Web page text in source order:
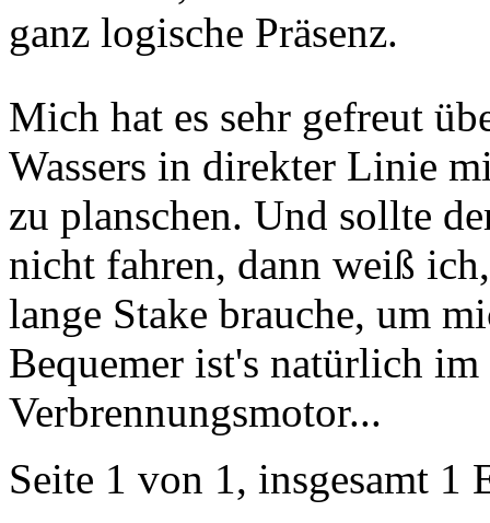
ganz logische Präsenz.
Mich hat es sehr gefreut
Wassers in direkter Linie
zu planschen. Und sollte
nicht fahren, dann weiß
lange Stake brauche, um
Bequemer ist's natürlich
Verbrennungsmotor...
Seite 1 von 1, insgesamt 1